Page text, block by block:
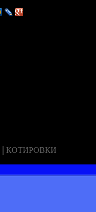
| КОТИРОВКИ